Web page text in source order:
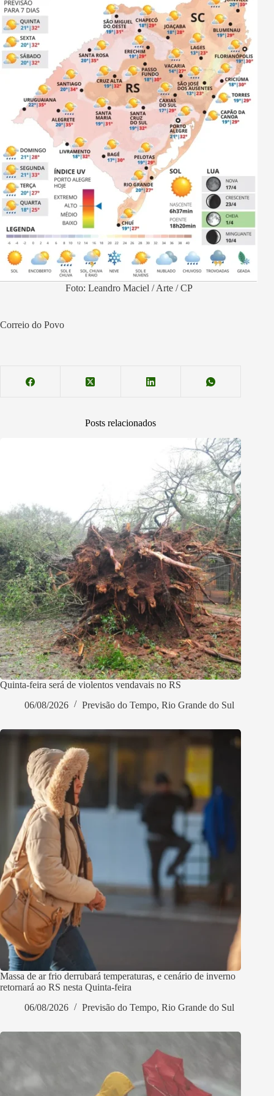
Foto: Leandro Maciel / Arte / CP
Correio do Povo
Posts relacionados
Quinta-feira será de violentos vendavais no RS
06/08/2026
Previsão do Tempo, Rio Grande do Sul
Massa de ar frio derrubará temperaturas, e cenário de inverno
retornará ao RS nesta Quinta-feira
06/08/2026
Previsão do Tempo, Rio Grande do Sul